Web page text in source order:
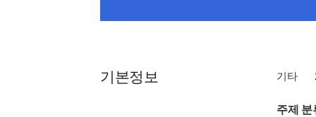
기본정보 기타
주제 분